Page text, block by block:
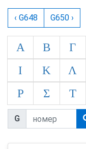
‹ G648 G650 ›
Α Β Γ
Ι
Κ Λ
Ρ
Σ Τ
G